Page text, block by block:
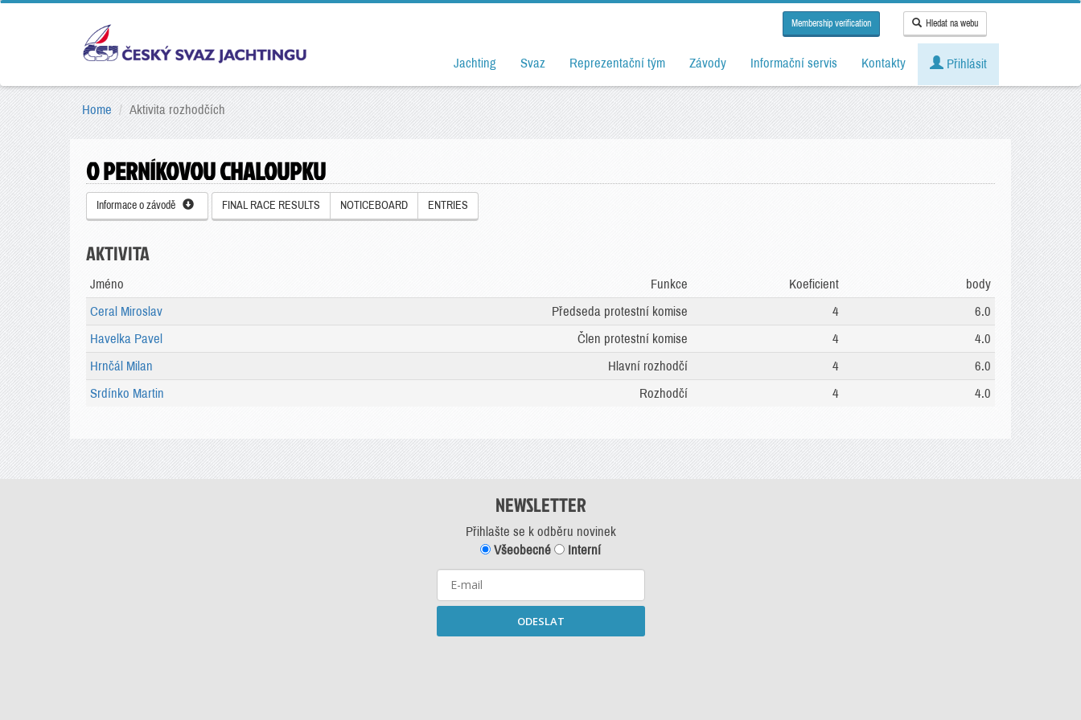
Membership verification Hledat na webu
Jachting Svaz Reprezentační tým Závody Informační servis Kontakty Přihlásit
Home Aktivita rozhodčích
O PERNÍKOVOU CHALOUPKU
Informace o závodě FINAL RACE RESULTS NOTICEBOARD ENTRIES
AKTIVITA
Jméno Funkce Koeficient
body
Ceral Miroslav
Předseda protestní komise 4
6.0
Havelka Pavel
Člen protestní komise 4
4.0
Hrnčál Milan
Hlavní rozhodčí 4
6.0
Srdínko Martin
Rozhodčí 4 4.0
NEWSLETTER
Přihlašte se k odběru novinek
Všeobecné
Interní
ODESLAT